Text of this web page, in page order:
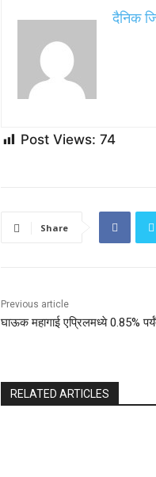
दैनिक
Post Views: 74
Share
Previous article
घाऊक महागाई एप्रिलमध्ये 0.85%
RELATED ARTICLES